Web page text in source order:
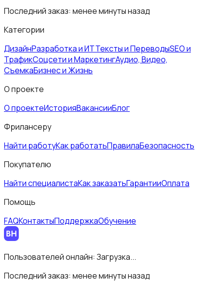
Последний заказ: менее минуты назад
Категории
ДизайнРазработка и ИТТексты и ПереводыSEO и
ТрафикСоцсети и МаркетингАудио, Видео,
СъемкаБизнес и Жизнь
О проекте
О проектеИсторияВакансииБлог
Фрилансеру
Найти работуКак работатьПравилаБезопасность
Покупателю
Найти специалистаКак заказатьГарантииОплата
Помощь
FAQКонтактыПоддержкаОбучение
Пользователей онлайн: Загрузка...
Последний заказ: менее минуты назад